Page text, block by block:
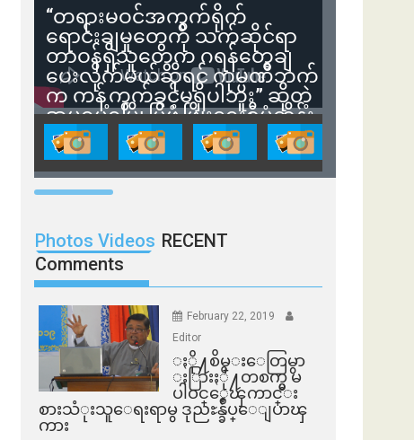
“တရားမဝင်အကွက်ရိုက်
ရောင်းချမှုတွေကို သက်ဆိုင်ရာ
တာဝန်ရှိသူတွေက ဂရန်တွေချ
ပေးလိုက်မယ်ဆိုရင် ကုမ္ပဏီဘက်
က ကန့်ကွက်ခွင့်မရှိပါဘူး” ဆိုတဲ့
အမရပူရမြို့ပြဖွံ့ဖြိုးရေးစီမံကိန်း
ဒါရိုက်တာ ဦးဇော်ရဲဝင်းနဲ့ တွေ့ဆုံ
ခြင်း
Photos Videos RECENT
Comments
February 22, 2019
Editor
ႏို႔စိမ္းေတြမွာ
ႏြားႏို႔တစက္မွ မ
ပါဝင္ေၾကာင္း
စားသံုးသူေရးရာမွ ဒုညႊန္ခ်ဳပ္ေျပာၾ
ကား